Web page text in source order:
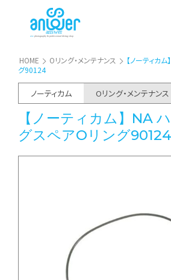
HOME Oリング・メンテナンス
【ノーティカ
グ90124
ノーティカム Oリング・メンテナンス
【ノーティカム】NA
グスペアOリング90124